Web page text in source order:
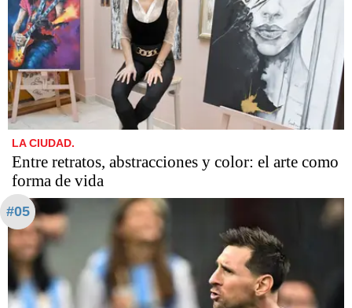
LA CIUDAD.
Entre retratos, abstracciones y color: el arte como
forma de vida
#05